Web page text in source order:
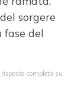
sorgere
fase del
completa su